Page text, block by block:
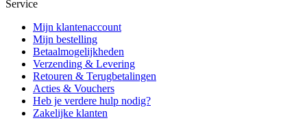
Service
Mijn klantenaccount
Mijn bestelling
Betaalmogelijkheden
Verzending & Levering
Retouren & Terugbetalingen
Acties & Vouchers
Heb je verdere hulp nodig?
Zakelijke klanten